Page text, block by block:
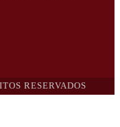
RESERVADOS